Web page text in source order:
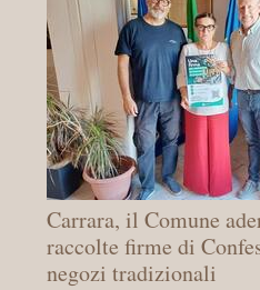
Carrara, il Comune
raccolte firme di
negozi tradizionali